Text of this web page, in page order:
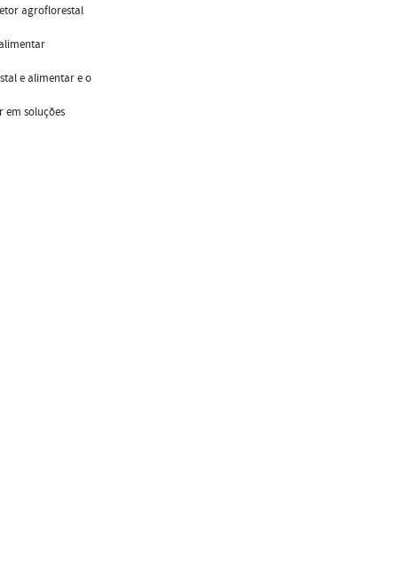
agroflorestal
e alimentar e o
em soluções